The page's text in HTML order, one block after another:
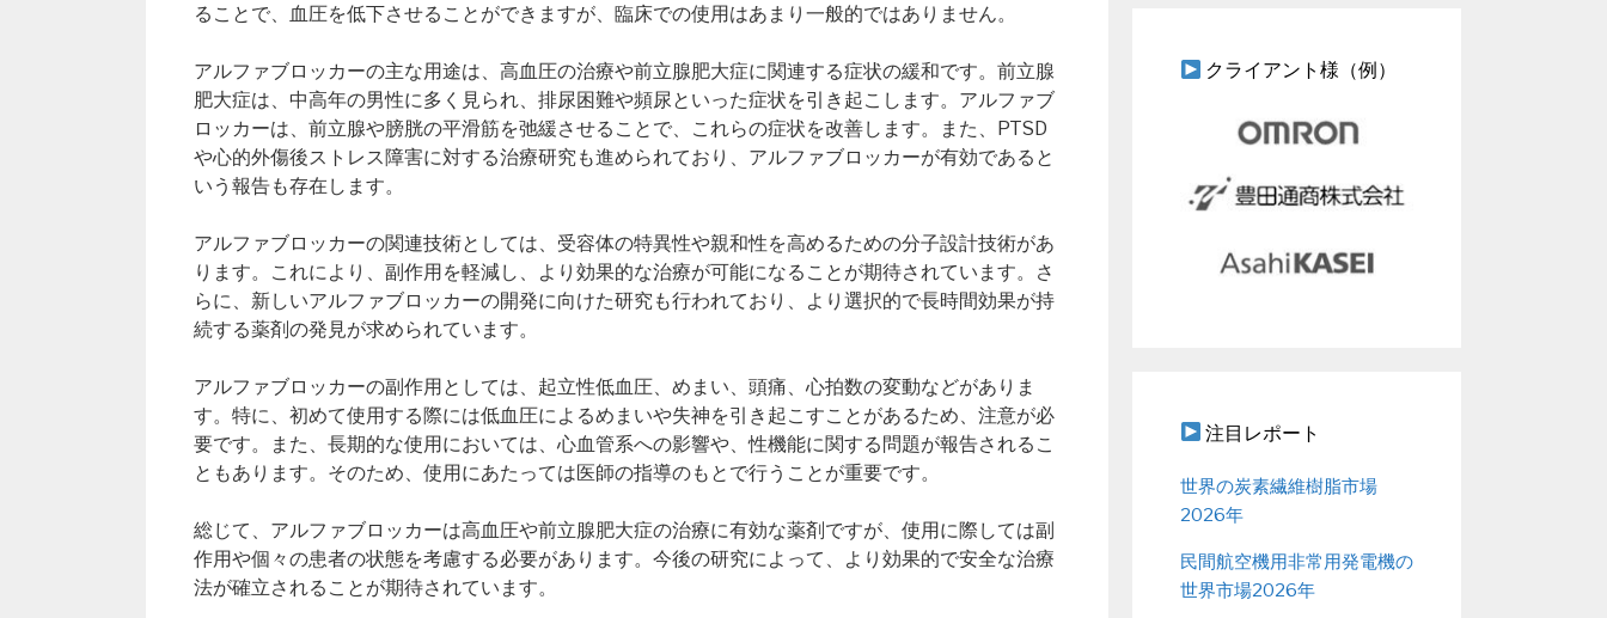
ることで、血圧を低下させることができますが、臨床での使用はあまり一般的ではありません。
アルファブロッカーの主な用途は、高血圧の治療や前立腺肥大症に関連する症状の緩和です。前立腺
肥大症は、中高年の男性に多く見られ、排尿困難や頻尿といった症状を引き起こします。アルファブ
ロッカーは、前立腺や膀胱の平滑筋を弛緩させることで、これらの症状を改善します。また、PTSD
や心的外傷後ストレス障害に対する治療研究も進められており、アルファブロッカーが有効であると
いう報告も存在します。
アルファブロッカーの関連技術としては、受容体の特異性や親和性を高めるための分子設計技術があ
ります。これにより、副作用を軽減し、より効果的な治療が可能になることが期待されています。さ
らに、新しいアルファブロッカーの開発に向けた研究も行われており、より選択的で長時間効果が持
続する薬剤の発見が求められています。
アルファブロッカーの副作用としては、起立性低血圧、めまい、頭痛、心拍数の変動などがありま
す。特に、初めて使用する際には低血圧によるめまいや失神を引き起こすことがあるため、注意が必
要です。また、長期的な使用においては、心血管系への影響や、性機能に関する問題が報告されるこ
ともあります。そのため、使用にあたっては医師の指導のもとで行うことが重要です。
総じて、アルファブロッカーは高血圧や前立腺肥大症の治療に有効な薬剤ですが、使用に際しては副
作用や個々の患者の状態を考慮する必要があります。今後の研究によって、より効果的で安全な治療
法が確立されることが期待されています。
クライアント様（例）
注目レポート
世界の炭素繊維樹脂市場
2026年
民間航空機用非常用発電機の
世界市場2026年